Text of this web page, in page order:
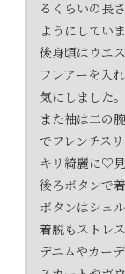
るくらいの長
ようにしていま
後身頃はウエ
フレアーを入
気にしました。
また袖は二の
でフレンチス
キリ綺麗に♡見
後ろボタンで着
ボタンはシェ
着脱もストレス
デニムやカー